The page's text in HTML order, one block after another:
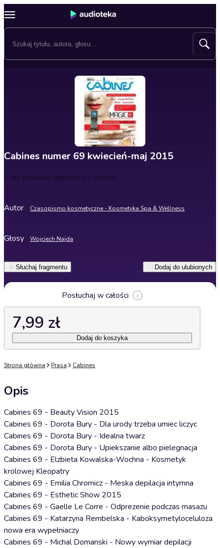
Cabines numer 69 kwiecień-maj 2015
Czas trwania2 godziny 53 minuty
Autor Czasopismo kosmetyczne - Kosmetyka Spa & Wellness
Głosy Wojciech Najda
Słuchaj fragmentu Dodaj do ulubionych
Posłuchaj w całości
7,99 zł
Dodaj do koszyka
Strona główna Prasa Cabines
Opis
Cabines 69 - Beauty Vision 2015
Cabines 69 - Dorota Bury - Dla urody trzeba umiec liczyc
Cabines 69 - Dorota Bury - Idealna twarz
Cabines 69 - Dorota Bury - Upiekszanie albo pielegnacja
Cabines 69 - Elzbieta Kowalska-Wochna - Kosmetyk
krolowej Kleopatry
Cabines 69 - Emilia Chromicz - Meska depilacja intymna
Cabines 69 - Esthetic Show 2015
Cabines 69 - Gaelle Le Corre - Odprezenie podczas masazu
Cabines 69 - Katarzyna Rembelska - Kaboksymetyloceluloza
nowa era wypełniaczy
Cabines 69 - Michal Domanski - Nowy wymiar depilacji